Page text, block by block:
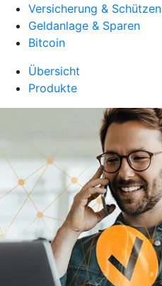
Versicherung & Schützen
Geldanlage & Sparen
Bitcoin
Übersicht
Produkte